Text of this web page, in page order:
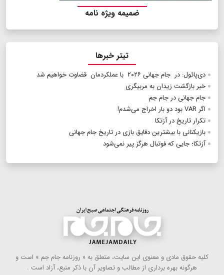
ضمیمه ویژه نامه
تیتر خبرها
دی‌پائول: در جام جهانی ۲۰۲۶ با عملکردمان قضاوت خواهیم شد
خبر بازگشت زیدان به مربیگری
جام جهانی در جام جم
اگر VAR بود دو بار اخراج می‌شدم!
تکرار تاریخ در آزتکا
بازیکنانی با بیشترین دقایق بازی در تاریخ جام جهانی
آزتکا؛ جایی که فوتبال هرگز پیر نمی‌شود
كلیه حقوق مادی و معنوی این سایت، متعلق به « روزنامه جام جم » است و
هرگونه بهره ‌برداری از مطالب و تصاویر آن با ذكر منبع، آزاد است .